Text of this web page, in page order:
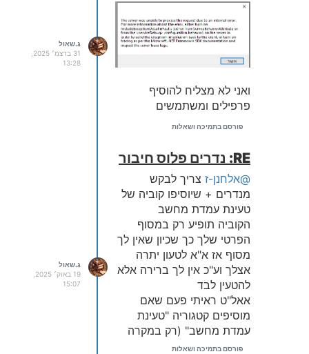
ואני לא מצליח להוסיף
פרפילים ומשתמשים
פורסם בתמיכה ושאלות
ג.שאול
13:28
RE: נדרים פלוס חיבור
@אלחנן-ז צריך לבקש
מנדרים + שיוסיפו קוביה של
טעינת עמדת מחשב
הקוביה תופיע רק במסוף
הפרטי שלך כך שכיון שאין לך
מסוף אז א"א לטעון יתרה
אצלך וע"כ אין לך ברירה אלא
להטעין לבד
אאל"ט ראיתי פעם שאם
מוסיפים קטגוריה "טעינת
עמדת מחשב" (רק במקרה
שיש לך את הקוביה הנ"ל) אז
פורסם בתמיכה ושאלות
ג.שאול
15:07